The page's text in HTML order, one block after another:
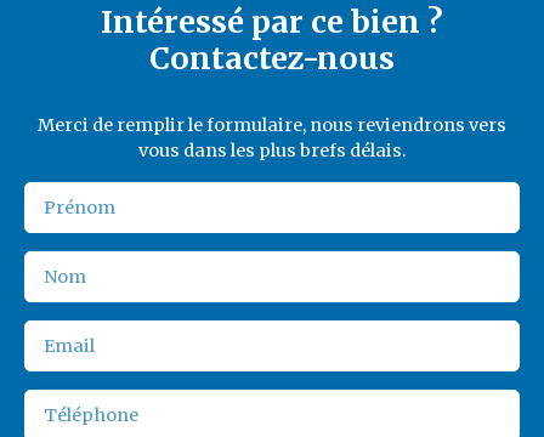
Intéressé par ce bien ?
Contactez-nous
Merci de remplir le formulaire, nous reviendrons vers
vous dans les plus brefs délais.
Prénom
Nom
Email
Téléphone